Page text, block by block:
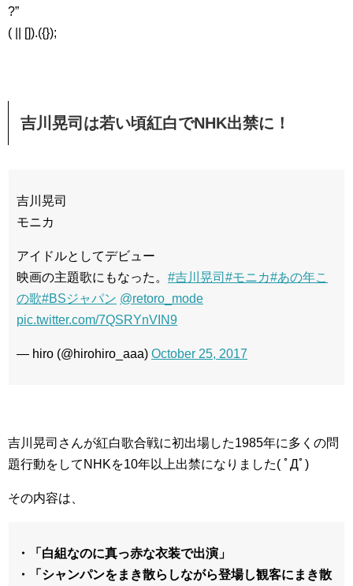
?”
( || []).({});
吉川晃司は若い頃紅白でNHK出禁に！
吉川晃司
モニカ
アイドルとしてデビュー
映画の主題歌にもなった。 #吉川晃司 #モニカ#あの年こ
の歌#BSジャパン @retoro_mode
pic.twitter.com/7QSRYnVIN9
— hiro (@hirohiro_aaa) October 25, 2017
吉川晃司さんが紅白歌合戦に初出場した1985年に多くの問
題行動をしてNHKを10年以上出禁になりました( ﾟДﾟ)
その内容は、
・「白組なのに真っ赤な衣装で出演」
・「シャンパンをまき散らしながら登場し観客にまき散